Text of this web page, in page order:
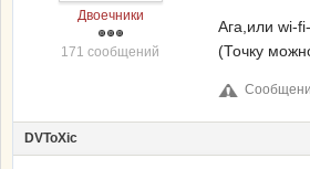
Двоечники
171 сообщений
Ага,или wi-
(Точку
DVToXic